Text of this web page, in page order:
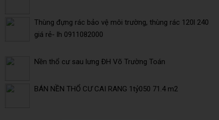
Thùng đựng rác bảo vệ môi trường, thùng rác 120l 240
giá rẻ- lh 0911082000
Nền thổ cư sau lưng ĐH Võ Trường Toán
BÁN NỀN THỔ CƯ CAI RANG 1tỷ050 71.4 m2